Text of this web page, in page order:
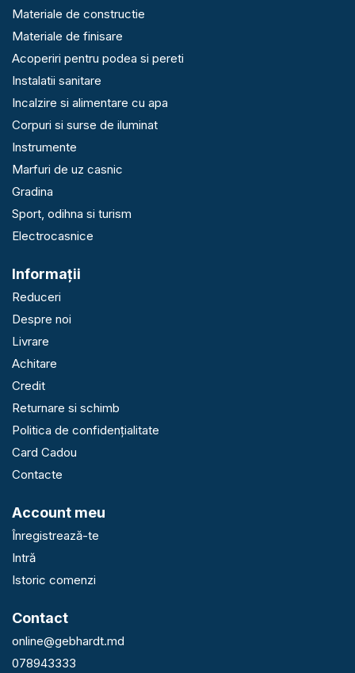
Materiale de constructie
Materiale de finisare
Acoperiri pentru podea si pereti
Instalatii sanitare
Incalzire si alimentare cu apa
Corpuri si surse de iluminat
Instrumente
Marfuri de uz casnic
Gradina
Sport, odihna si turism
Electrocasnice
Informaţii
Reduceri
Despre noi
Livrare
Achitare
Credit
Returnare si schimb
Politica de confidențialitate
Card Cadou
Contacte
Account meu
Înregistrează-te
Intră
Istoric comenzi
Contact
online@gebhardt.md
078943333